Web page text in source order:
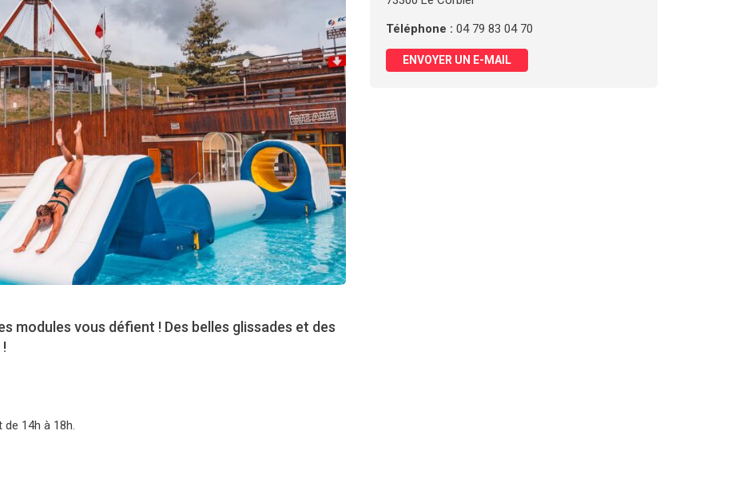
modules vous défient ! Des belles glissades et des
14h à 18h.
Téléphone : 04 79 83 04 70
ENVOYER UN E-MAIL